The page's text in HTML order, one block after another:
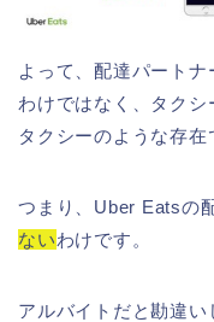
よって、配達パート
わけではなく、タク
タクシーのような存在
つまり、Uber Eatsの
ないわけです。
アルバイトだと勘違